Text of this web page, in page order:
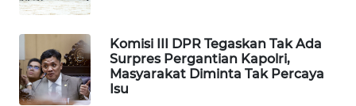
Komisi III DPR Tegaskan Tak Ada
Surpres Pergantian Kapolri,
Masyarakat Diminta Tak Percaya
Isu
WAHANA
TRAVEL